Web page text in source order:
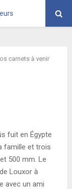
carnets à venir
fuit en Égypte
famille et trois
500 mm. Le
Louxor à
avec un ami